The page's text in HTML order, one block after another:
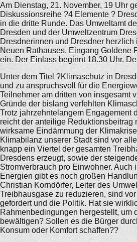
Am Dienstag, 21. November, 19 Uhr
Diskussionsreihe ?4 Elemente ?
in die dritte Runde. Das Umweltamt
Dresden und der Umweltzentrum
Dresdnerinnen und Dresdner
Neuen Rathauses, Eingang Goldene
ein. Der Einlass beginnt 18.30 Uhr.
Unter dem Titel ?Klimaschutz in
und zu anspruchsvoll für die
Teilnehmer am dritten von insgesamt
Gründe der bislang verfehlten
Trotz jahrzehntelangem Engagement
reicht der anteilige Reduktionsbeitrag
wirksame Eindämmung der
Klimabilanz unserer Stadt sind vor
knapp ein Viertel der gesamten
Dresdens erzeugt, sowie der
Stromverbrauch pro Einwohner. Auch
Energien gibt es noch großen
Christian Korndörfer, Leiter des
Treibhausgase zu reduzieren, sind
gefordert und die Politik. Hat sie
Rahmenbedingungen hergestellt, um
bewältigen? Sollen es die Bürger
Konsum oder Komfort schaffen??